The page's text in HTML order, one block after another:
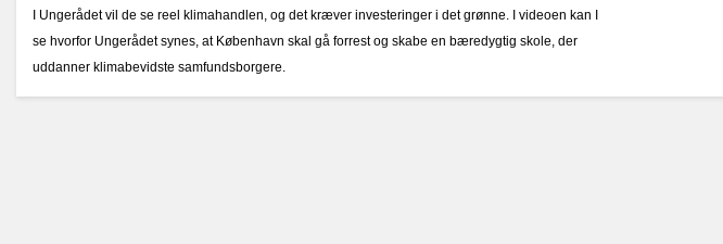
I Ungerådet vil de se reel klimahandlen, og det kræver investeringer i det grønne. I videoen kan I
se hvorfor Ungerådet synes, at København skal gå forrest og skabe en bæredygtig skole, der
uddanner klimabevidste samfundsborgere.